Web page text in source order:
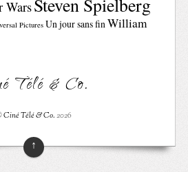
Wars
Pictures Un jour sans fin William
Télé & Co.
Ciné Télé & Co.2026
↑